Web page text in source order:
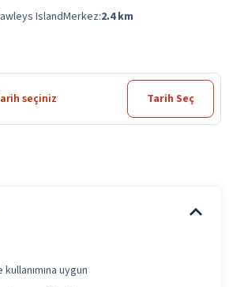
IslandMerkez:2.4 km
seçiniz Tarih Seç
uygun